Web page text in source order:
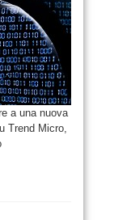
a una nuova
Trend Micro,